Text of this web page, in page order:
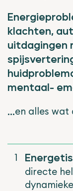
klachten,
uitdagingen
mentaal-
...en alles wat
1
directe